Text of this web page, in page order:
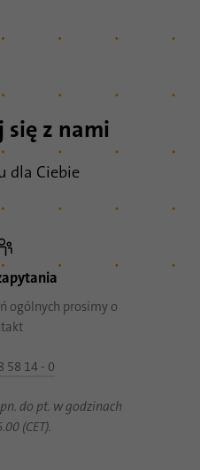
z nami
dla Ciebie
ogólnych prosimy o
58 14 - 0
do pt. w godzinach
(CET).